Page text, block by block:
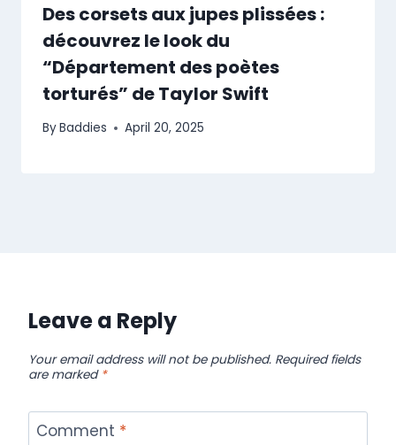
Des corsets aux jupes plissées :
découvrez le look du
“Département des poètes
torturés” de Taylor Swift
ByBaddies April 20, 2025
Leave a Reply
Your email address will not be published. Required fields
are marked *
Comment *